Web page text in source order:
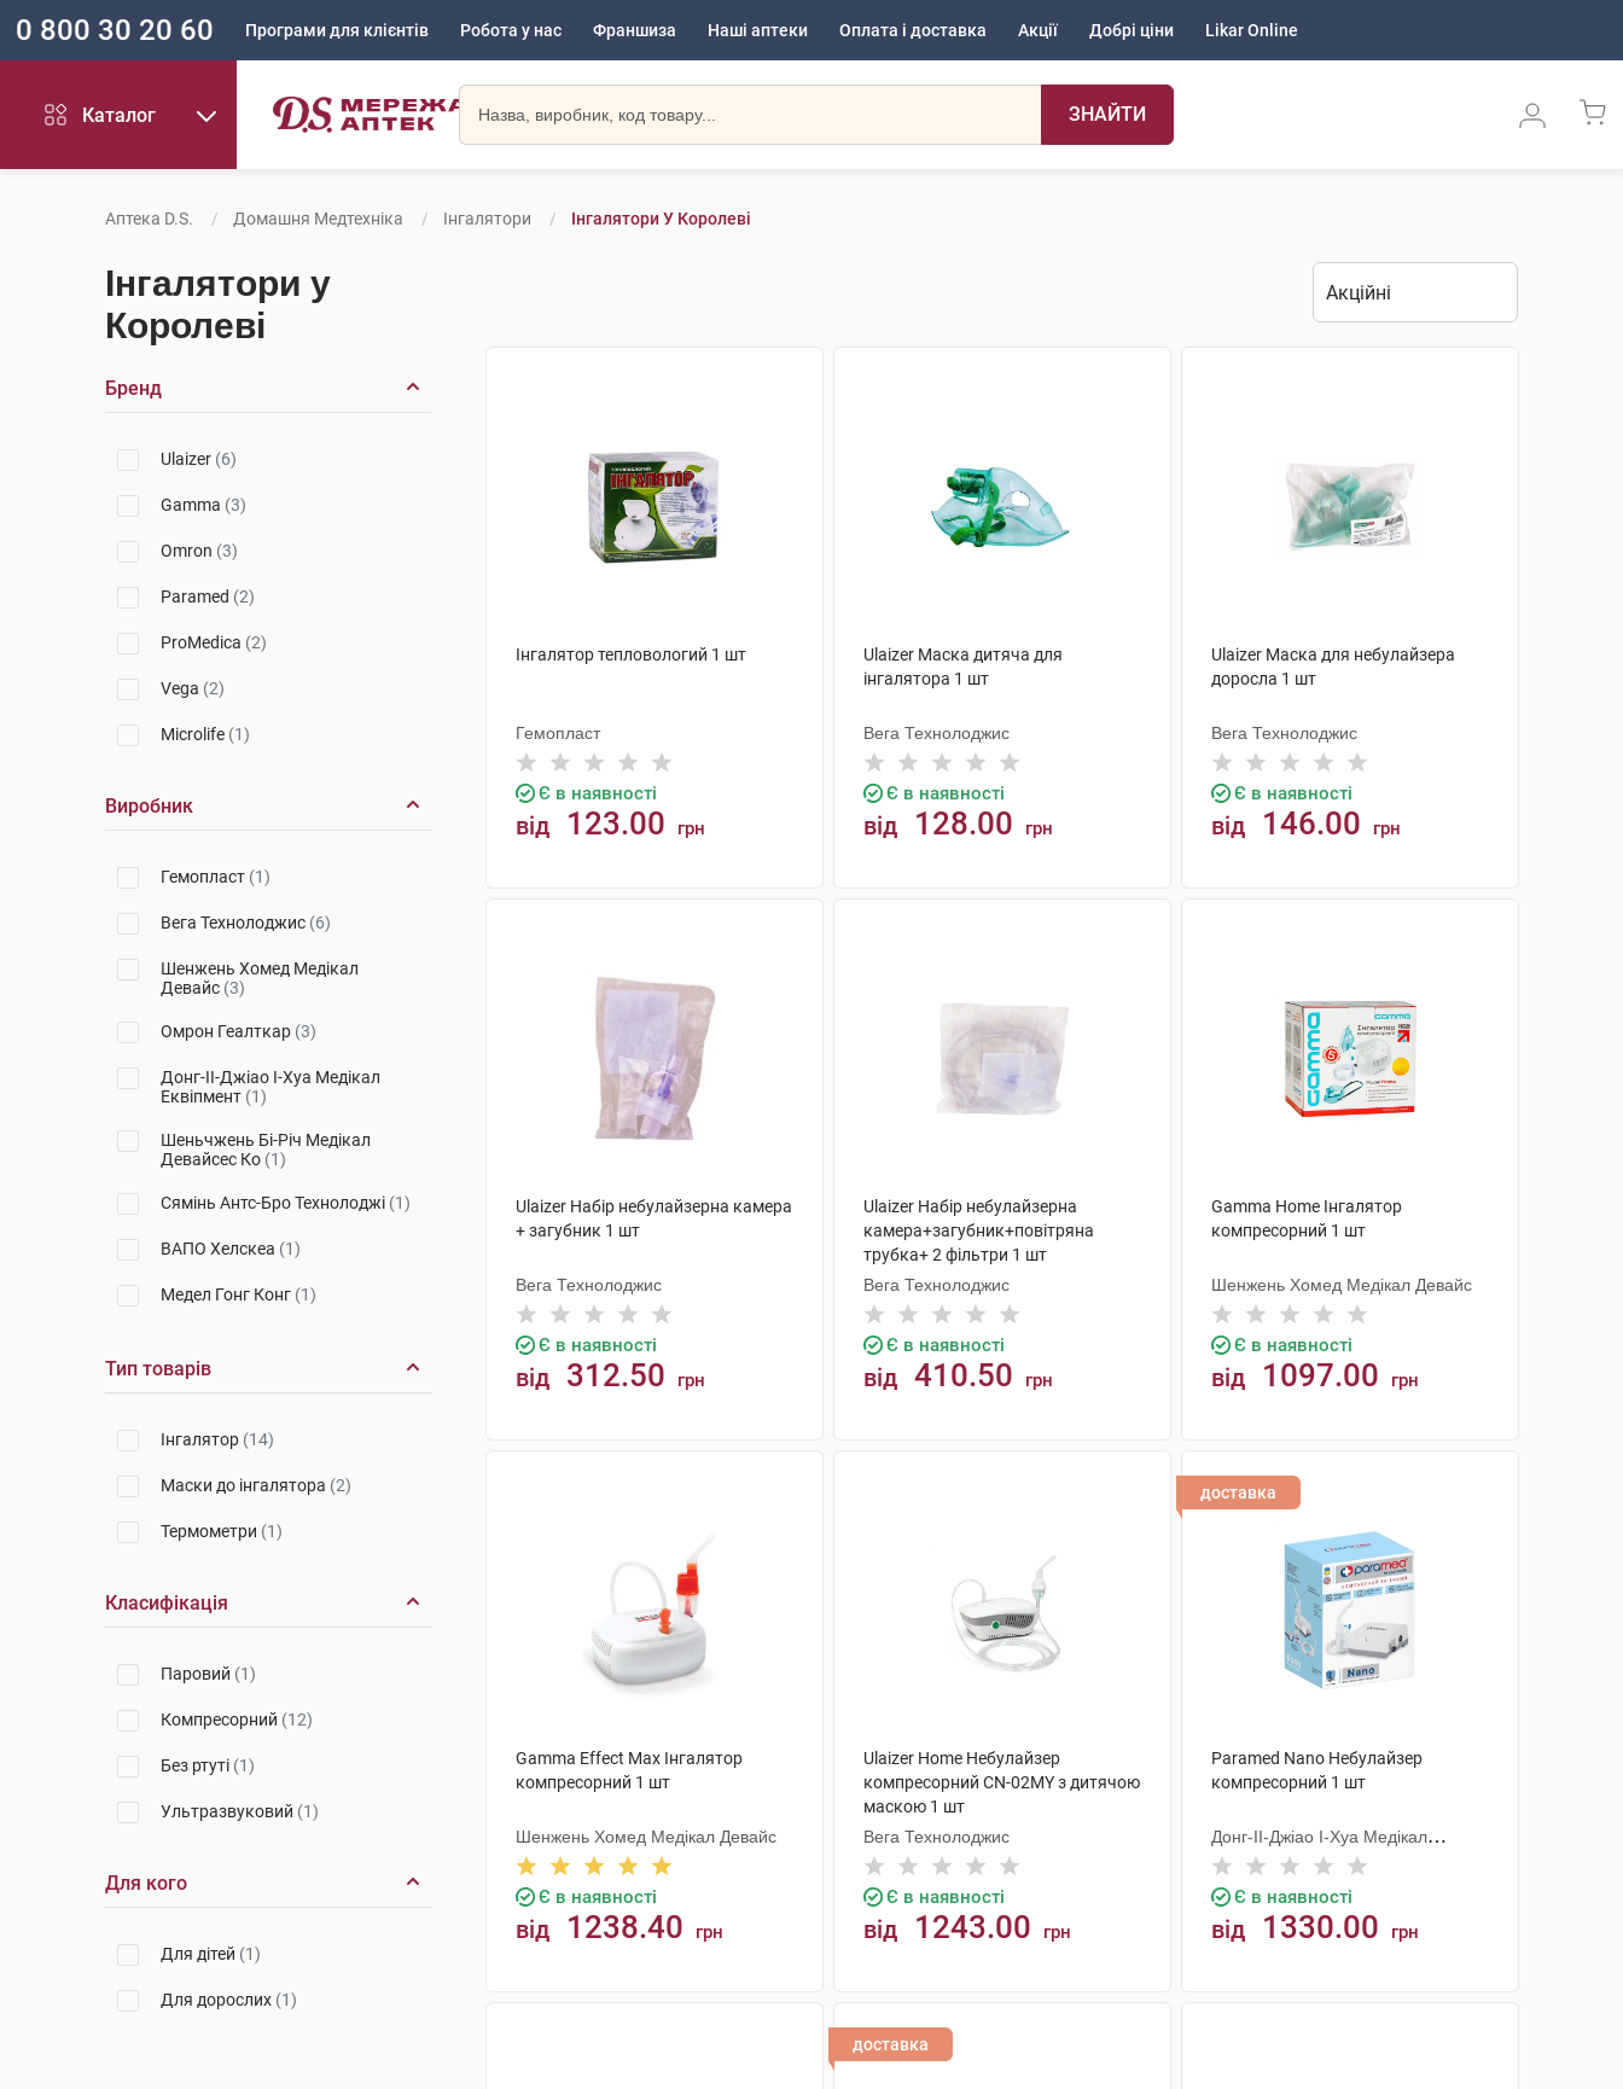
0 800 30 20 60 Програми для клієнтів Робота у нас Франшиза Наші аптеки Оплата і доставка Акції Добрі ціни Likar Online
Каталог ЗНАЙТИ
Аптека D.S. Домашня Медтехніка Інгалятори Інгалятори У Королеві
Інгалятори у
Королеві
Бренд
Ulaizer (6)
Gamma (3)
Omron (3)
Paramed (2)
ProMedica (2)
Vega (2)
Microlife (1)
Виробник
Гемопласт (1)
Вега Технолоджис (6)
Шенжень Хомед Медікал
Девайс (3)
Омрон Геалткар (3)
Донг-ІІ-Джіао І-Хуа Медікал
Еквіпмент (1)
Шеньчжень Бі-Річ Медікал
Девайсес Ко (1)
Сямінь Антс-Бро Технолоджі (1)
ВАПО Хелскеа (1)
Медел Гонг Конг (1)
Тип товарів
Інгалятор (14)
Маски до інгалятора (2)
Термометри (1)
Класифікація
Паровий (1)
Компресорний (12)
Без ртуті (1)
Ультразвуковий (1)
Для кого
Для дітей (1)
Для дорослих (1)
Інгалятор тепловологий 1 шт
Гемопласт
Є в наявності
від 123.00 грн
Ulaizer Маска дитяча для
інгалятора 1 шт
Вега Технолоджис
Є в наявності
від 128.00 грн
Ulaizer Маска для небулайзера
доросла 1 шт
Вега Технолоджис
Є в наявності
від 146.00 грн
Ulaizer Набір небулайзерна камера
+ загубник 1 шт
Вега Технолоджис
Є в наявності
від 312.50 грн
Ulaizer Набір небулайзерна
камера+загубник+повітряна
трубка+ 2 фільтри 1 шт
Вега Технолоджис
Є в наявності
від 410.50 грн
Gamma Home Інгалятор
компресорний 1 шт
Шенжень Хомед Медікал Девайс
Є в наявності
від 1097.00 грн
Gamma Effect Max Інгалятор
компресорний 1 шт
Шенжень Хомед Медікал Девайс
Є в наявності
від 1238.40 грн
Ulaizer Home Небулайзер
компресорний CN-02MY з дитячою
маскою 1 шт
Вега Технолоджис
Є в наявності
від 1243.00 грн
доставка
Paramed Nano Небулайзер
компресорний 1 шт
Донг-ІІ-Джіао І-Хуа Медікал
Еквіпмент
Є в наявності
від 1330.00 грн
доставка